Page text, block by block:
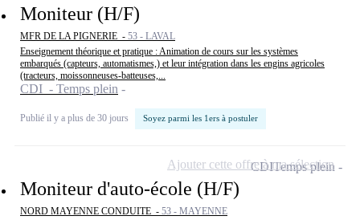
Moniteur (H/F)
MFR DE LA PIGNERIE - 53 - LAVAL
Enseignement théorique et pratique : Animation de cours sur les systèmes
embarqués (capteurs, automatismes,) et leur intégration dans les engins agricoles
(tracteurs, moissonneuses-batteuses,...
CDI - Temps plein
Publié il y a plus de 30 jours Soyez parmi les 1ers à postuler
Moniteur d'auto-école (H/F)
NORD MAYENNE CONDUITE - 53 - MAYENNE
CDITemps plein
Ajouter cette offre à ma sélection